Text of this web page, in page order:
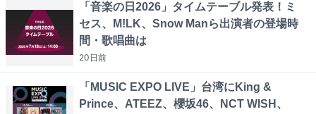
「音楽の日2026」タイムテーブル発表！ミ
セス、M!LK、Snow Manら出演者の登場時
間・歌唱曲は
20日前
「MUSIC EXPO LIVE」台湾にKing &
Prince、ATEEZ、櫻坂46、NCT WISH、